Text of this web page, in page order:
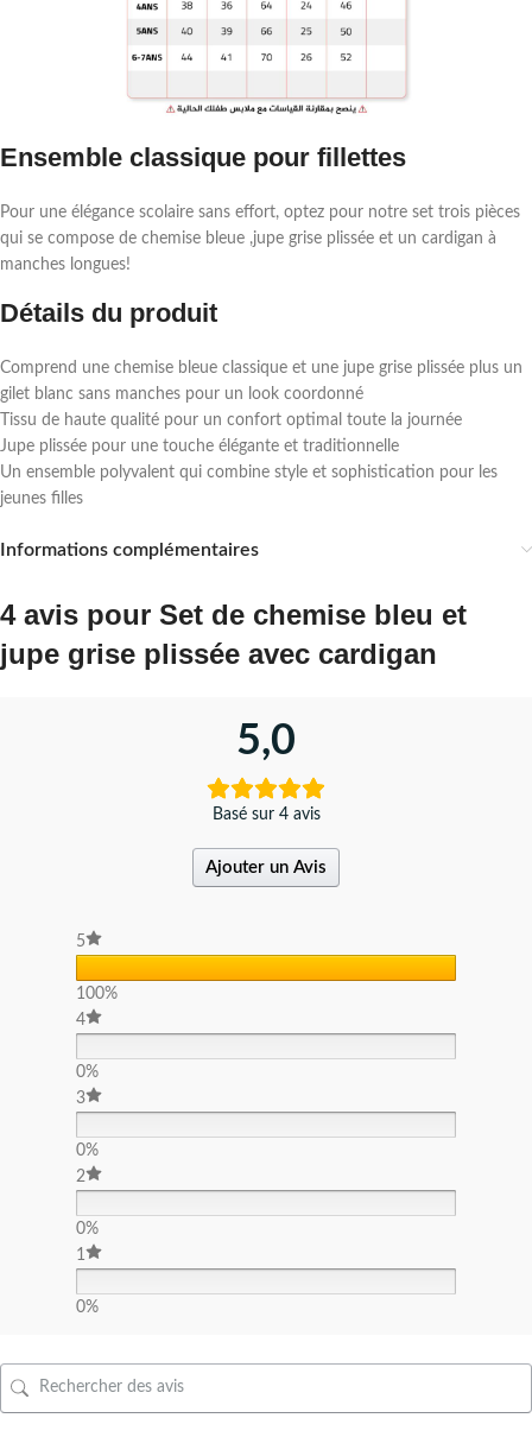
Ensemble classique pour fillettes
Pour une élégance scolaire sans effort, optez pour notre set trois pièces
qui se compose de chemise bleue ,jupe grise plissée et un cardigan à
manches longues!
Détails du produit
Comprend une chemise bleue classique et une jupe grise plissée plus un
gilet blanc sans manches pour un look coordonné
Tissu de haute qualité pour un confort optimal toute la journée
Jupe plissée pour une touche élégante et traditionnelle
Un ensemble polyvalent qui combine style et sophistication pour les
jeunes filles
Informations complémentaires
4 avis pour Set de chemise bleu et
jupe grise plissée avec cardigan
5,0
Basé sur 4 avis
Ajouter un Avis
5
100%
4
0%
3
0%
2
0%
1
0%